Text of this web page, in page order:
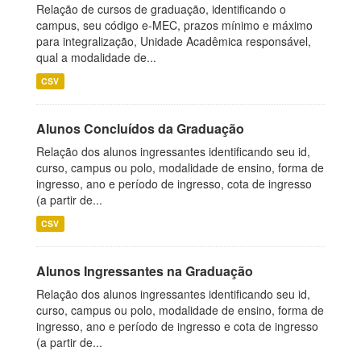
Relação de cursos de graduação, identificando o
campus, seu código e-MEC, prazos mínimo e máximo
para integralização, Unidade Acadêmica responsável,
qual a modalidade de...
CSV
Alunos Concluídos da Graduação
Relação dos alunos ingressantes identificando seu id,
curso, campus ou polo, modalidade de ensino, forma de
ingresso, ano e período de ingresso, cota de ingresso
(a partir de...
CSV
Alunos Ingressantes na Graduação
Relação dos alunos ingressantes identificando seu id,
curso, campus ou polo, modalidade de ensino, forma de
ingresso, ano e período de ingresso e cota de ingresso
(a partir de...